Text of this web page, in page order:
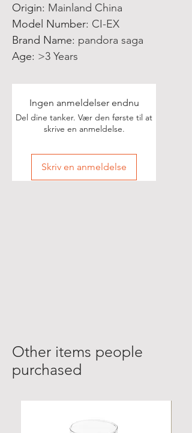
Origin: Mainland China
Model Number: CI-EX
Brand Name: pandora saga
Age: >3 Years
Ingen anmeldelser endnu
Del dine tanker. Vær den første til at
skrive en anmeldelse.
Skriv en anmeldelse
Other items people
purchased